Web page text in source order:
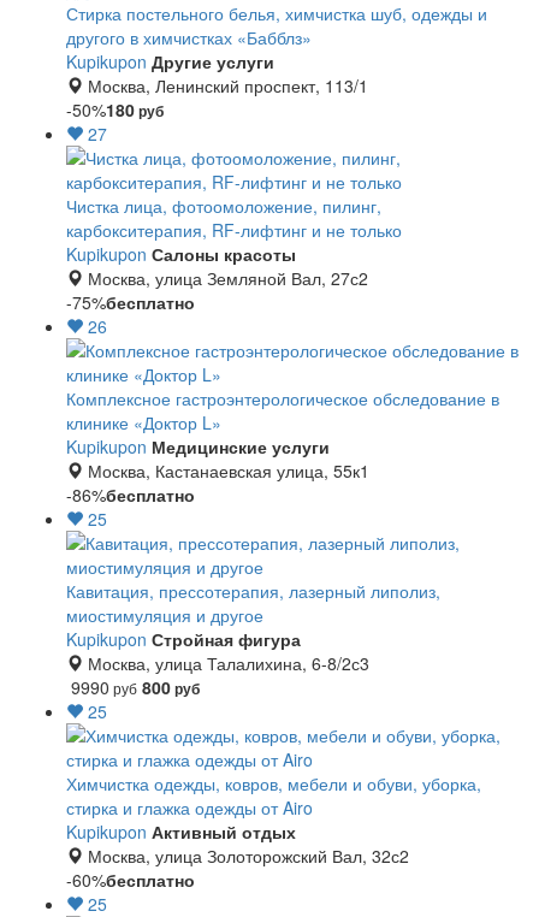
Стирка постельного белья, химчистка шуб, одежды и
другого в химчистках «Бабблз»
Kupikupon Другие услуги
Москва, Ленинский проспект, 113/1
-50%180руб
27
Чистка лица, фотоомоложение, пилинг,
карбокситерапия, RF-лифтинг и не только
Kupikupon Салоны красоты
Москва, улица Земляной Вал, 27с2
-75%бесплатно
26
Комплексное гастроэнтерологическое обследование в
клинике «Доктор L»
Kupikupon Медицинские услуги
Москва, Кастанаевская улица, 55к1
-86%бесплатно
25
Кавитация, прессотерапия, лазерный липолиз,
миостимуляция и другое
Kupikupon Стройная фигура
Москва, улица Талалихина, 6-8/2с3
9990 руб 800руб
25
Химчистка одежды, ковров, мебели и обуви, уборка,
стирка и глажка одежды от Airo
Kupikupon Активный отдых
Москва, улица Золоторожский Вал, 32с2
-60%бесплатно
25